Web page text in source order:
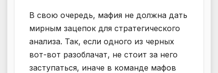
В свою очередь, мафия не должна дать
мирным зацепок для стратегического
анализа. Так, если одного из черных
вот-вот разоблачат, не стоит за него
заступаться, иначе в команде мафов